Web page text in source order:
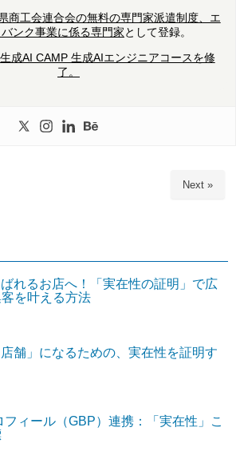
商工会連合会の無料の専門家派遣制度、エ
ンク事業に係る専門家として登録。
成AI CAMP 生成AIエンジニアコースを修
了。
Next »
れるお店へ！「実在性の証明」で広
を叶える方法
舗」になるための、実在性を証明す
ィール（GBP）連携：「実在性」こ